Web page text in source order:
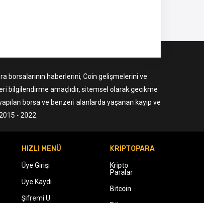
borsalarının haberlerini, Coin gelişmelerini ve
bilgilendirme amaçlıdır, sitemsel olarak gecikme
borsa ve benzeri alanlarda yaşanan kayıp ve
- 2022
HIZLI MENÜ
Üye Girişi
Üye Kaydı
Şifremi U.
KRİPTOPARA
Kripto
Paralar
Bitcoin